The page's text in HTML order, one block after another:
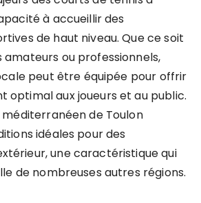
à accueillir des
de haut niveau. Que ce soit
amateurs ou professionnels,
peut être équipée pour offrir
optimal aux joueurs et au public.
de Toulon
idéales pour des
une caractéristique qui
de nombreuses autres régions.